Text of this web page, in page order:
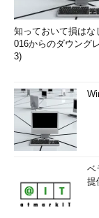
知っておいて損はな
016からのダウング
3)
ベ
提